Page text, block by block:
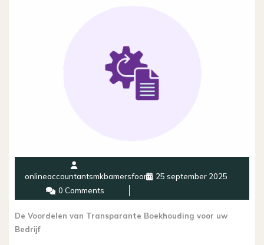
onlineaccountantsmkbamersfoort
25 september 2025
0 Comments
De Voordelen van Transparante Boekhouding voor uw
Bedrijf